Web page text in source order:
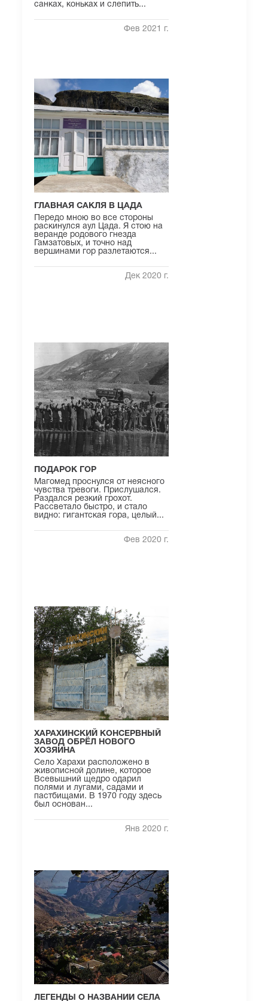
санках, коньках и слепить...
Фев 2021 г.
ГЛАВНАЯ САКЛЯ В ЦАДА
Передо мною во все стороны
раскинулся аул Цада. Я стою на
веранде родового гнезда
Гамзатовых, и точно над
вершинами гор разлетаются...
Дек 2020 г.
ПОДАРОК ГОР
Магомед проснулся от неясного
чувства тревоги. Прислушался.
Раздался резкий грохот.
Рассветало быстро, и стало
видно: гигантская гора, целый...
Фев 2020 г.
ХАРАХИНСКИЙ КОНСЕРВНЫЙ
ЗАВОД ОБРЁЛ НОВОГО
ХОЗЯИНА
Село Харахи расположено в
живописной долине, которое
Всевышний щедро одарил
полями и лугами, садами и
пастбищами. В 1970 году здесь
был основан...
Янв 2020 г.
ЛЕГЕНДЫ О НАЗВАНИИ СЕЛА